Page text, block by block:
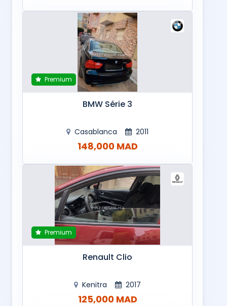
Premium
BMW Série 3
Casablanca 2011
148,000 MAD
Premium
Renault Clio
Kenitra 2017
125,000 MAD